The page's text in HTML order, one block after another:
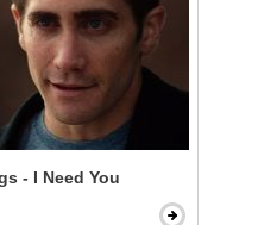
- I Need You